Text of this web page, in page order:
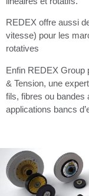
REDEX offre aussi
vitesse) pour les
rotatives
Enfin REDEX Group
& Tension, une
fils, fibres ou bandes
applications bancs